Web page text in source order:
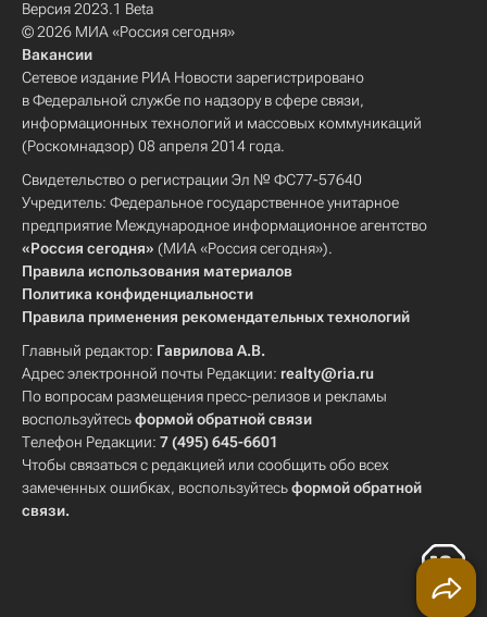
Версия 2023.1 Beta
© 2026 МИА «Россия сегодня»
Вакансии
Сетевое издание РИА Новости зарегистрировано
в Федеральной службе по надзору в сфере связи,
информационных технологий и массовых коммуникаций
(Роскомнадзор) 08 апреля 2014 года.
Свидетельство о регистрации Эл № ФС77-57640
Учредитель: Федеральное государственное унитарное
предприятие Международное информационное агентство
«Россия сегодня» (МИА «Россия сегодня»).
Правила использования материалов
Политика конфиденциальности
Правила применения рекомендательных технологий
Главный редактор: Гаврилова А.В.
Адрес электронной почты Редакции: realty@ria.ru
По вопросам размещения пресс-релизов и рекламы
воспользуйтесьформой обратной связи
Телефон Редакции: 7 (495) 645-6601
Чтобы связаться с редакцией или сообщить обо всех
замеченных ошибках, воспользуйтесьформой обратной
связи.